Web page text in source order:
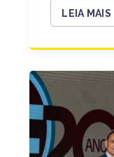
LEIA MAIS